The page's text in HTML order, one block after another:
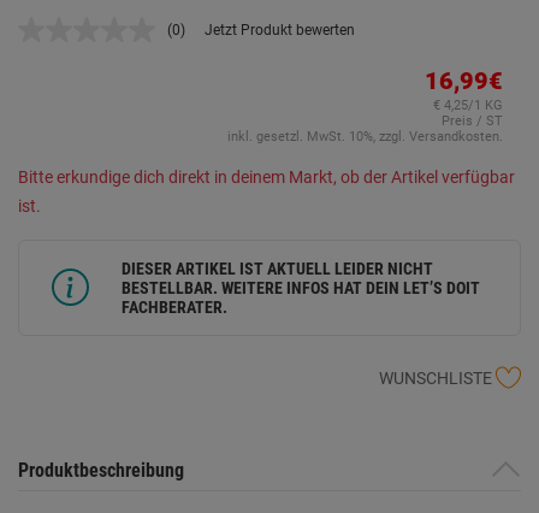
Kein
(0) Jetzt Produkt bewerten
16,99€
€ 4,25/1 KG
Preis / ST
inkl. gesetzl. MwSt. 10%, zzgl. Versandkosten.
Bitte erkundige dich direkt in deinem Markt, ob der Artikel verfügbar
ist.
DIESER ARTIKEL IST AKTUELL LEIDER NICHT
BESTELLBAR. WEITERE INFOS HAT DEIN LET’S DOIT
FACHBERATER.
WUNSCHLISTE
Produktbeschreibung